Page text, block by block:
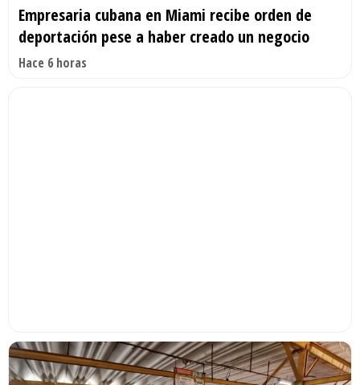
Empresaria cubana en Miami recibe orden de
deportación pese a haber creado un negocio
Hace 6 horas